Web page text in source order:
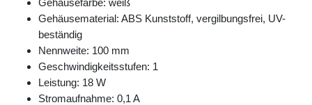
Gehäusefarbe: weiß
Gehäusematerial: ABS Kunststoff, vergilbungsfrei, UV-
beständig
Nennweite: 100 mm
Geschwindigkeitsstufen: 1
Leistung: 18 W
Stromaufnahme: 0,1 A